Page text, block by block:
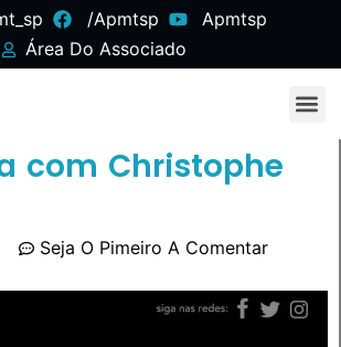
/apmtsp
Apmtsp
Área Do Associado
com Christophe
Seja O Pimeiro A Comentar